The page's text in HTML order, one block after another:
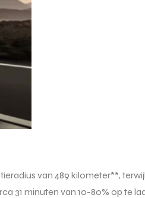
van 489 kilometer**,
31 minuten van 10-80% op te